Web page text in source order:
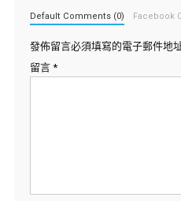
Default Comments (0) Facebook
發佈留言必須填寫的電子郵件地
留言 *